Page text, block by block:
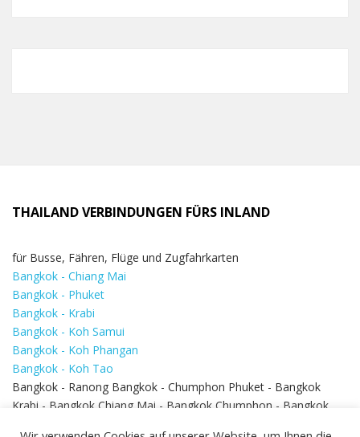
THAILAND VERBINDUNGEN FÜRS INLAND
für Busse, Fähren, Flüge und Zugfahrkarten
Bangkok - Chiang Mai
Bangkok - Phuket
Bangkok - Krabi
Bangkok - Koh Samui
Bangkok - Koh Phangan
Bangkok - Koh Tao
Bangkok - Ranong Bangkok - Chumphon Phuket - Bangkok
Krabi - Bangkok Chiang Mai - Bangkok Chumphon - Bangkok